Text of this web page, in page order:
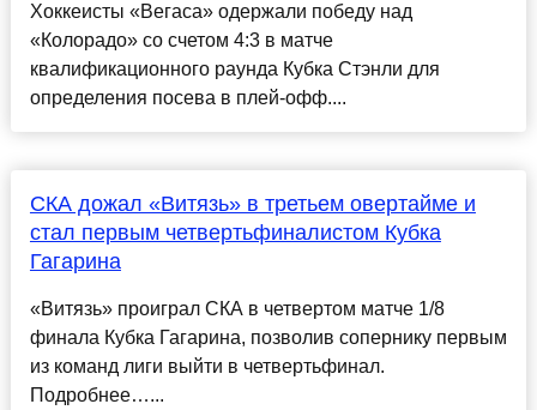
Хоккеисты «Вегаса» одержали победу над
«Колорадо» со счетом 4:3 в матче
квалификационного раунда Кубка Стэнли для
определения посева в плей-офф....
СКА дожал «Витязь» в третьем овертайме и
стал первым четвертьфиналистом Кубка
Гагарина
«Витязь» проиграл СКА в четвертом матче 1/8
финала Кубка Гагарина, позволив сопернику первым
из команд лиги выйти в четвертьфинал.
Подробнее…...